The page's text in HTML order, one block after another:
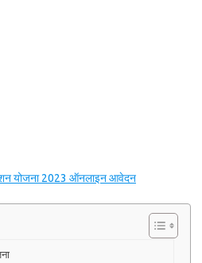
योजना 2023 ऑनलाइन आवेदन